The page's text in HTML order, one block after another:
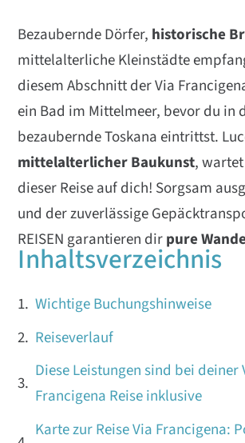
Bezaubernde Dörfer, historische
mittelalterliche Kleinstädte
diesem Abschnitt der Via
ein Bad im Mittelmeer, bevor du in
bezaubernde Toskana eintrittst.
mittelalterlicher Baukunst,
dieser Reise auf dich! Sorgsam
und der zuverlässige
REISEN garantieren dirpure
Inhaltsverzeichnis
Wichtige Buchungshinweise
Reiseverlauf
Diese Leistungen sind bei deiner
Francigena Reise inklusive
Karte zur Reise Via Francigena: